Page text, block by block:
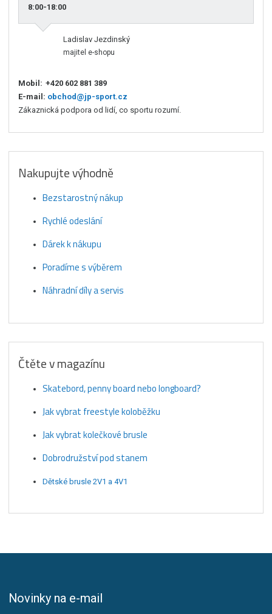
8:00-18:00
Ladislav Jezdinský
majitel e-shopu
Mobil: +420 602 881 389
E-mail: obchod@jp-sport.cz
Zákaznická podpora od lidí, co sportu rozumí.
Nakupujte výhodně
Bezstarostný nákup
Rychlé odeslání
Dárek k nákupu
Poradíme s výběrem
Náhradní díly a servis
Čtěte v magazínu
Skatebord, penny board nebo longboard?
Jak vybrat freestyle koloběžku
Jak vybrat kolečkové brusle
Dobrodružství pod stanem
Dětské brusle 2V1 a 4V1
Novinky na e-mail